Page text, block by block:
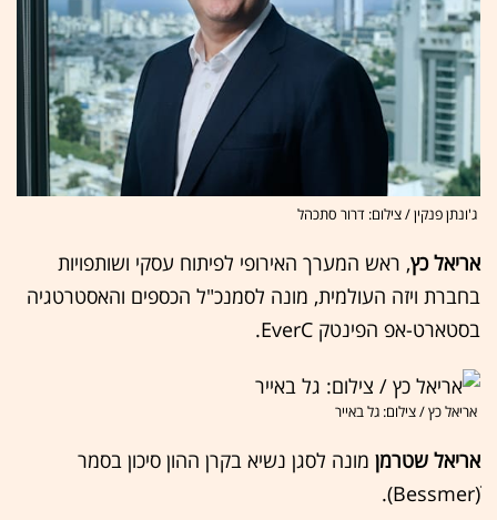
ג'ונתן פנקין / צילום: דרור סתכהל
אריאל כץ, ראש המערך האירופי לפיתוח עסקי ושותפויות
בחברת ויזה העולמית, מונה לסמנכ"ל הכספים והאסטרטגיה
בסטארט-אפ הפינטק EverC.
אריאל כץ / צילום: גל באייר
אריאל שטרמן מונה לסגן נשיא בקרן ההון סיכון בסמר
(Bessmerׂ).